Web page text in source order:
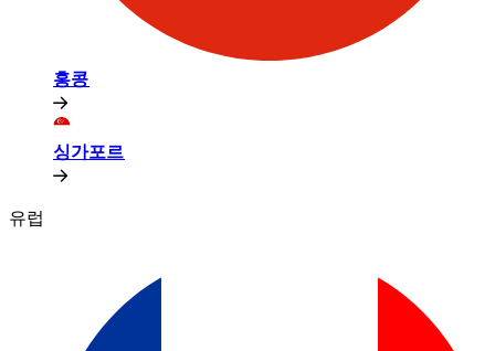
홍콩​​
싱가포르​​
유럽​​